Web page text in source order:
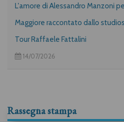
L'amore di Alessandro Manzoni
Maggiore raccontato dallo
Tour Raffaele Fattalini
14/07/2026
Rassegna stampa